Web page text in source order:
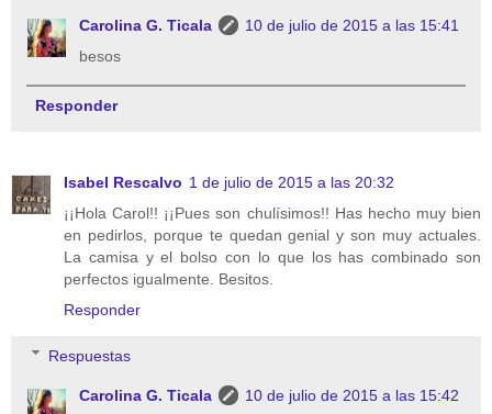
Carolina G. Ticala
10 de julio de 2015 a las 15:41
besos
Responder
Isabel Rescalvo 1 de julio de 2015 a las 20:32
¡¡Hola Carol!! ¡¡Pues son chulísimos!! Has hecho muy bien
en pedirlos, porque te quedan genial y son muy actuales.
La camisa y el bolso con lo que los has combinado son
perfectos igualmente. Besitos.
Responder
Respuestas
Carolina G. Ticala
10 de julio de 2015 a las 15:42